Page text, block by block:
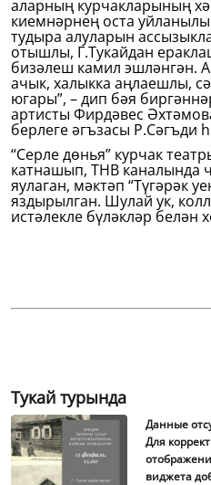
аларның курчакларының
киемнәрнең оста
тудыра алуларын
отышлы, Г.Тукайдан
бизәлеш камил эшләнгән.
ачык, халыкка аңлаешлы,
югары”, – дип бәя
артисты Фирдәвес
берлеге әгъзасы Р.Сәгъди
“Серле дөнья” курчак
катнашып, ТНВ каналында
яулаган, мәктәп “Түгәрәк
яздырылган. Шулай ук,
истәлекле бүләкләр белән
Тукай турында
Данные
Для
виджета